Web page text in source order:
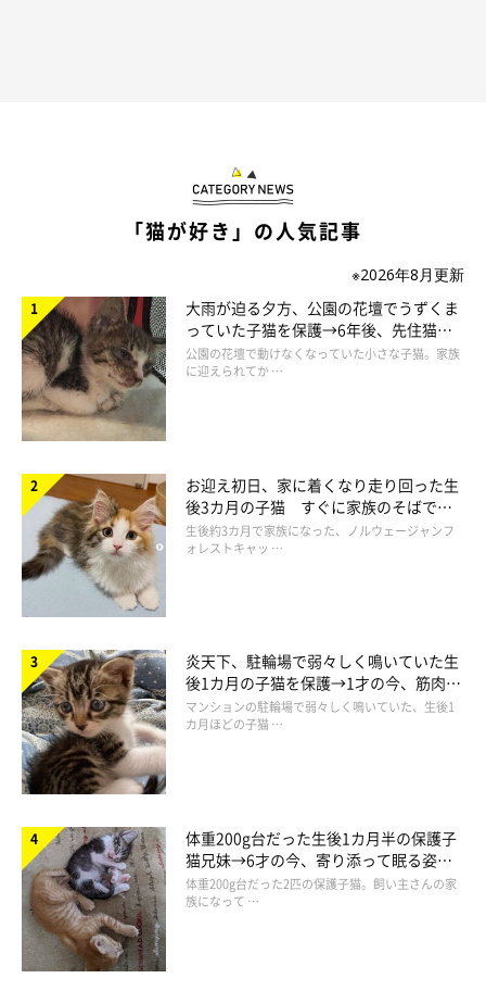
作者プロフィール
仁子(じんこ)
福井県出身のイラストレーター。
色彩、表情にこだわった物語性のあるイラストを得意とし、雑
誌、書籍、雑貨など幅広いジャンルで活動中。
愛猫である、うずらとかんたろうの日々を描いた著書
草 うずらとかんたろう徒然ニャッ記』を出版。
・ブログChromaket（くろまけっと）
・ツイッター：@jinko_yy
「猫が好き」の人気記事
※2026年8月更新
大雨が迫る夕方、公園の花壇でうずくま
っていた子猫を保護→6年後、先住猫
と“姉妹”のような関係に
公園の花壇で動けなくなっていた小さな子猫。家族
に迎えられてか …
お迎え初日、家に着くなり走り回った生
後3カ月の子猫 すぐに家族のそばで落
ち着く姿に「迎えてよかった」
生後約3カ月で家族になった、ノルウェージャンフ
ォレストキャッ …
炎天下、駐輪場で弱々しく鳴いていた生
後1カ月の子猫を保護→1才の今、筋肉質
でツンデレなコに成長
マンションの駐輪場で弱々しく鳴いていた、生後1
カ月ほどの子猫 …
体重200g台だった生後1カ月半の保護子
猫兄妹→6才の今、寄り添って眠る姿に
ほっこり！
体重200g台だった2匹の保護子猫。飼い主さんの家
族になって …